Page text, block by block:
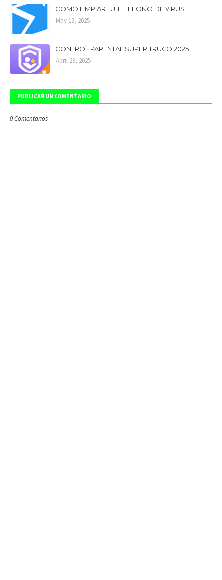
COMO LIMPIAR TU TELEFONO DE VIRUS
May 13, 2025
CONTROL PARENTAL SUPER TRUCO 2025
April 29, 2025
PUBLICAR UN COMENTARIO
0 Comentarios